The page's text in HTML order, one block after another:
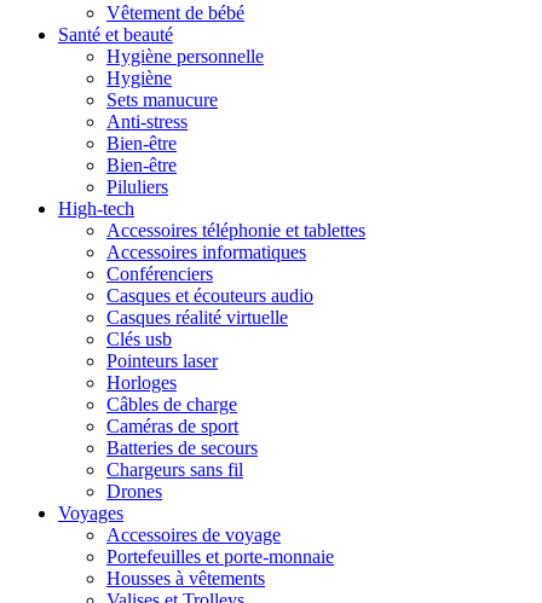
Vêtement de bébé
Santé et beauté
Hygiène personnelle
Hygiène
Sets manucure
Anti-stress
Bien-être
Bien-être
Piluliers
High-tech
Accessoires téléphonie et tablettes
Accessoires informatiques
Conférenciers
Casques et écouteurs audio
Casques réalité virtuelle
Clés usb
Pointeurs laser
Horloges
Câbles de charge
Caméras de sport
Batteries de secours
Chargeurs sans fil
Drones
Voyages
Accessoires de voyage
Portefeuilles et porte-monnaie
Housses à vêtements